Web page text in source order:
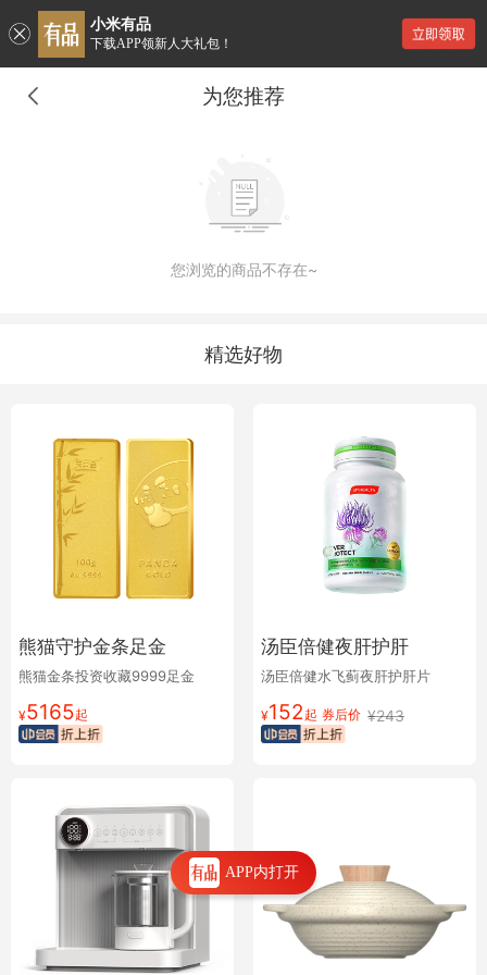
小米有品
下载APP领新人大礼包！
为您推荐
您浏览的商品不存在~
精选好物
熊猫守护金条足金
熊猫金条投资收藏9999足金
¥5165起
汤臣倍健夜肝护肝
汤臣倍健水飞蓟夜肝护肝片
¥152 起 券后价 ¥243
APP内打开